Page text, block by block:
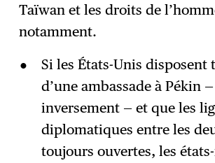
Taïwan et les droits de
notamment.
Si les États-Unis disposent
d’une ambassade à Pékin
inversement — et que les
diplomatiques entre les
toujours ouvertes, les